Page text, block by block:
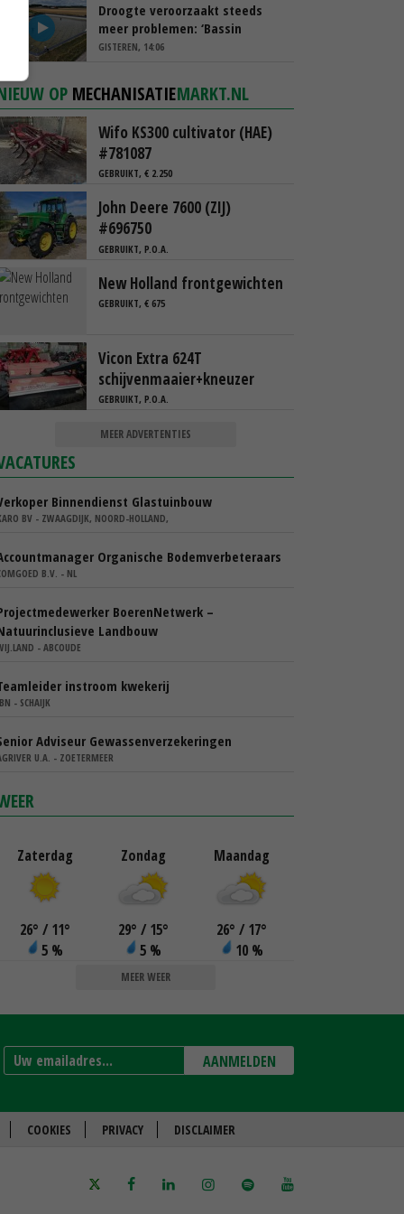
Droogte veroorzaakt steeds
meer problemen: ‘Bassin
afgelopen week al leeg’
GISTEREN, 14:06
OP MECHANISATIEMARKT.NL
Wifo KS300 cultivator (HAE)
#781087
GEBRUIKT, € 2.250
John Deere 7600 (ZIJ)
#696750
GEBRUIKT, P.O.A.
New Holland frontgewichten
GEBRUIKT, € 675
Vicon Extra 624T
schijvenmaaier+kneuzer
GEBRUIKT, P.O.A.
MEER ADVERTENTIES
Binnendienst Glastuinbouw
BV - ZWAAGDIJK, NOORD-HOLLAND,
Organische Bodemverbeteraars
B.V. - NL
BoerenNetwerk –
Landbouw
- ABCOUDE
instroom kwekerij
- SCHAIJK
Adviseur Gewassenverzekeringen
U.A. - ZOETERMEER
Zaterdag
26° / 11°
5 %
Zondag
29° / 15°
5 %
Maandag
26° / 17°
10 %
MEER WEER
AANMELDEN
COOKIES PRIVACY DISCLAIMER